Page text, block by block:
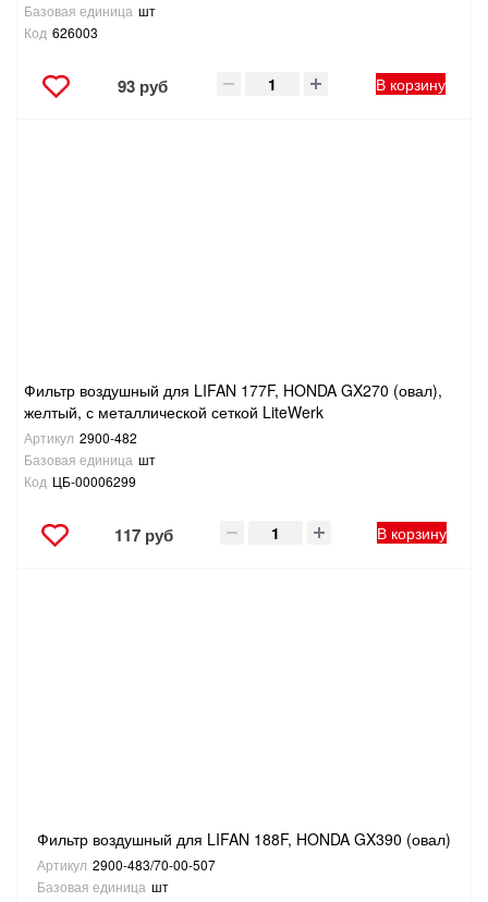
Базовая единица шт
Код 626003
93 руб В корзину
Фильтр воздушный для LIFAN 177F, HONDA GX270 (овал),
желтый, с металлической сеткой LiteWerk
Артикул 2900-482
Базовая единица шт
Код ЦБ-00006299
117 руб В корзину
Фильтр воздушный для LIFAN 188F, HONDA GX390 (овал)
Артикул 2900-483/70-00-507
Базовая единица шт